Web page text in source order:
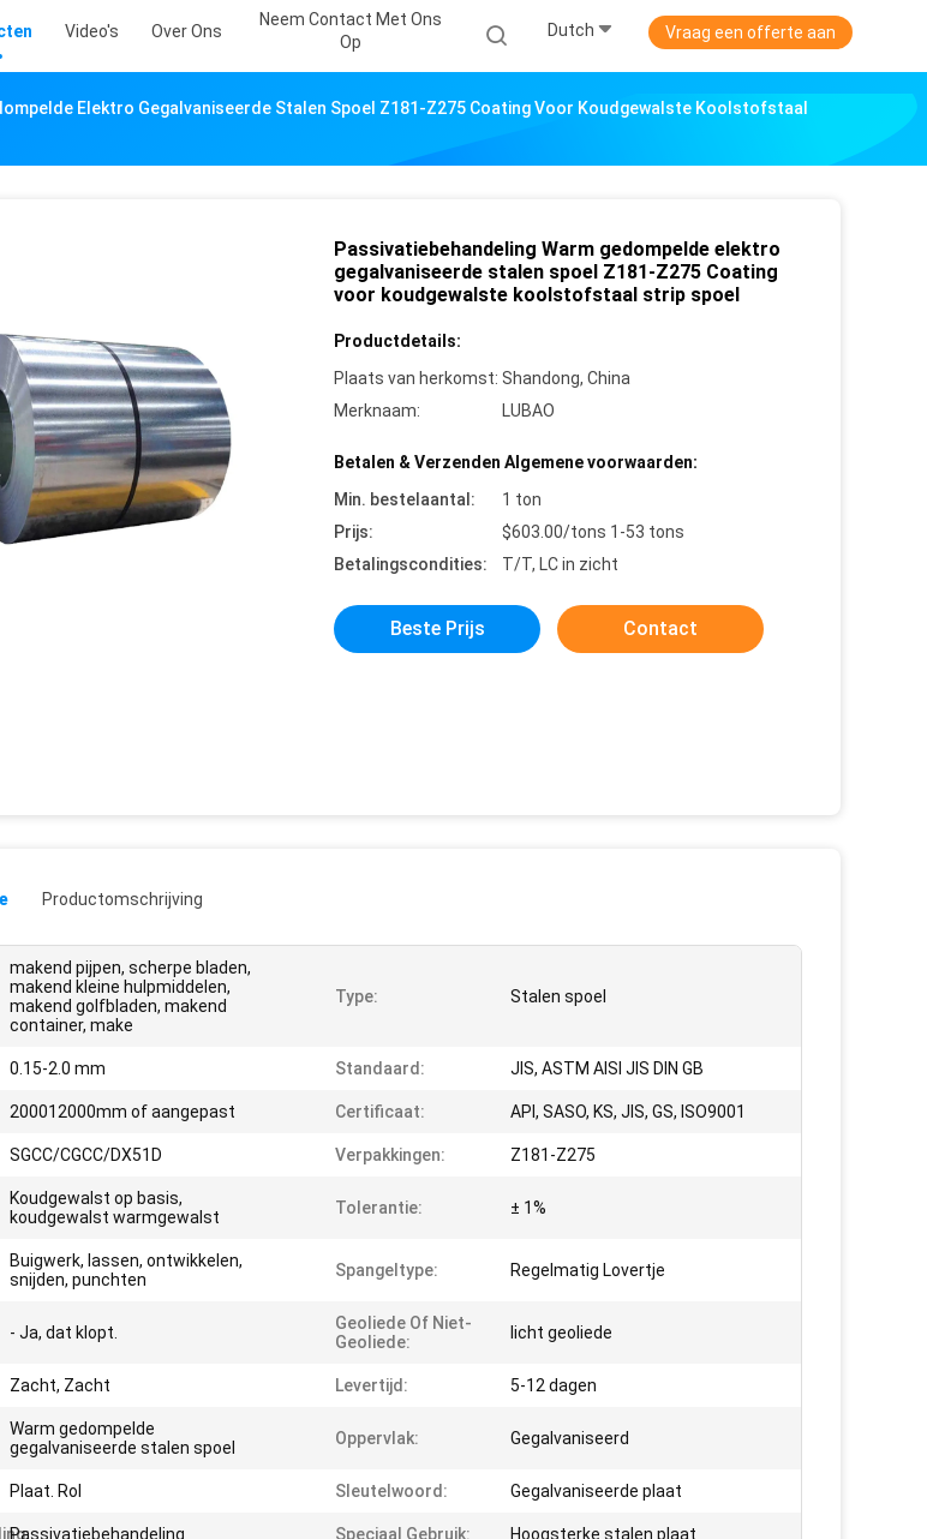
Video's Over Ons
Neem Contact Met Ons
Op
Dutch Vraag een offerte aan
Elektro Gegalvaniseerde Stalen Spoel Z181-Z275 Coating Voor Koudgewalste Koolstofstaal
Passivatiebehandeling Warm gedompelde elektro
gegalvaniseerde stalen spoel Z181-Z275 Coating
voor koudgewalste koolstofstaal strip spoel
Productdetails:
Plaats van herkomst: Shandong, China
Merknaam:
LUBAO
Betalen & Verzenden Algemene voorwaarden:
Min. bestelaantal:
1 ton
Prijs:
$603.00/tons 1-53 tons
Betalingscondities:
T/T, LC in zicht
Beste Prijs Contact
Productomschrijving
makend pijpen, scherpe bladen,
makend kleine hulpmiddelen,
makend golfbladen, makend
container, make
Type: Stalen spoel
0.15-2.0 mm Standaard: JIS, ASTM AISI JIS DIN GB
200012000mm of aangepast Certificaat: API, SASO, KS, JIS, GS, ISO9001
SGCC/CGCC/DX51D Verpakkingen: Z181-Z275
Koudgewalst op basis,
koudgewalst warmgewalst
Tolerantie: ± 1%
Buigwerk, lassen, ontwikkelen,
snijden, punchten
Spangeltype: Regelmatig Lovertje
- Ja, dat klopt.
Geoliede Of Niet-
Geoliede:
licht geoliede
Zacht, Zacht Levertijd: 5-12 dagen
Warm gedompelde
gegalvaniseerde stalen spoel
Oppervlak: Gegalvaniseerd
Plaat. Rol Sleutelwoord: Gegalvaniseerde plaat
Passivatiebehandeling Speciaal Gebruik: Hoogsterke stalen plaat